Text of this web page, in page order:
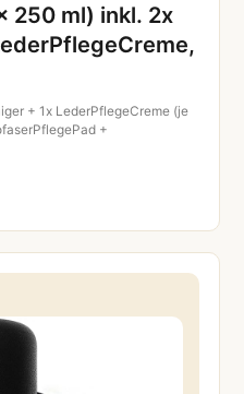
250 ml) inkl. 2x
+ 1x LederPflegeCreme (je
+